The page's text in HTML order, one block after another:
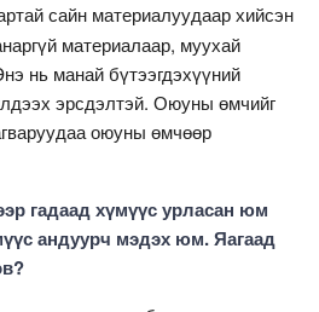
сайн материалуудаар хийсэн
материалаар, муухай
нь манай бүтээгдэхүүний
эрсдэлтэй. Оюуны өмчийг
оюуны өмчөөр
гадаад хүмүүс урласан юм
андуурч мэдэх юм. Яагаад